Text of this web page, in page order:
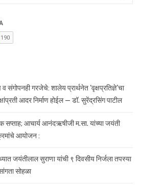
व संगोपनही गरजेचे: शालेय प्रार्थनेत ‘वृक्षप्रतिज्ञे’चा
आदर निर्माण होईल — डॉ. सुरेंद्रसिंग पाटील
सप्ताह; आचार्य आनंदऋषीजी म.सा. यांच्या जयंती
आयोजन :
जयंतीलाल सुराणा यांची ९ दिवसीय निर्जला तपस्या
सोहळा